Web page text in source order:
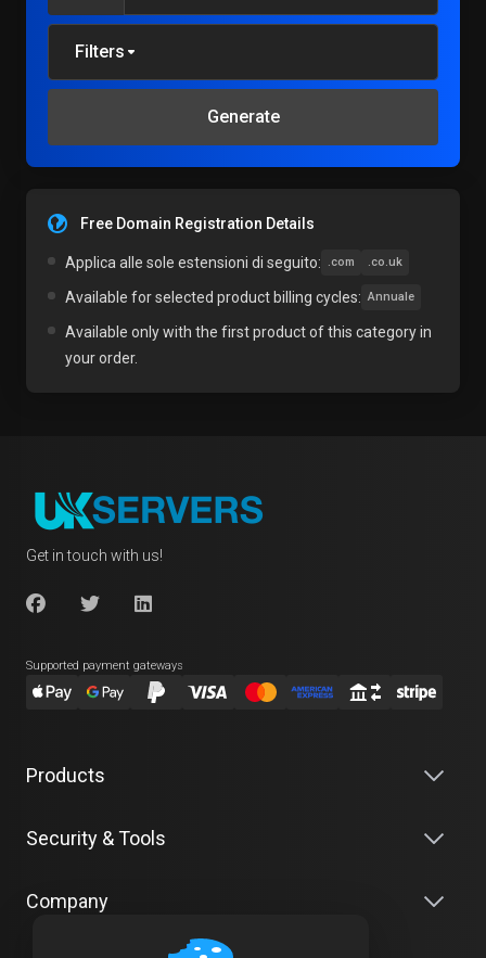
Filters
Generate
Free Domain Registration Details
Applica alle sole estensioni di seguito: .com .co.uk
Available for selected product billing cycles: Annuale
Available only with the first product of this category in
your order.
Get in touch with us!
Supported payment gateways
Products
Security & Tools
Company